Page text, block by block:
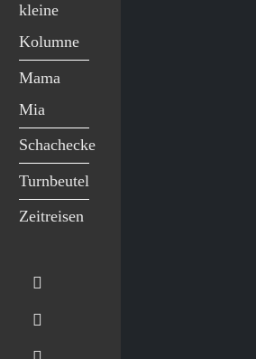
kleine
Kolumne
Mama
Mia
Schachecke
Turnbeutel
Zeitreisen